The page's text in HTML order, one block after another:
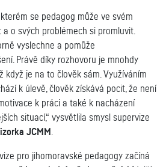
kterém se pedagog může ve svém
o svých problémech si promluvit.
vyslechne a pomůže
Právě díky rozhovoru je mnohdy
když je na to člověk sám. Využíváním
k úlevě, člověk získává pocit, že není
k práci a také k nacházení
situací,“ vysvětlila smysl supervize
JCMM
pro jihomoravské pedagogy začíná